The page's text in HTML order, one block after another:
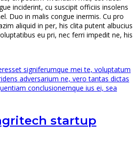
inciderint, cu suscipit officiis insolens
Duo in malis congue inermis. Cu pro
aliquid in per, his clita putent albucius
eu pri, nec ferri impedit ne, his
signiferumque mei te, voluptatum
adversarium ne, vero tantas dictas
conclusionemque ius ei, sea
startup